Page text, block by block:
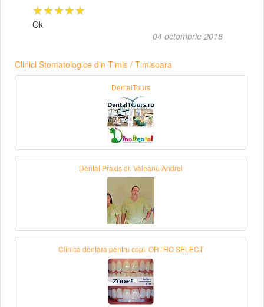
★★★★★
Ok
04 octombrie 2018
Clinici Stomatologice din Timis / Timisoara
DentalTours
Dental Praxis dr. Valeanu Andrei
Clinica dentara pentru copii ORTHO SELECT